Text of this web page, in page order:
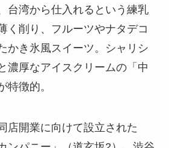
台湾から仕入れるという練乳
く削り、フルーツやナタデコ
かき氷風スイーツ。シャリシ
濃厚なアイスクリームの「中
特徴的。
店開業に向けて設立された